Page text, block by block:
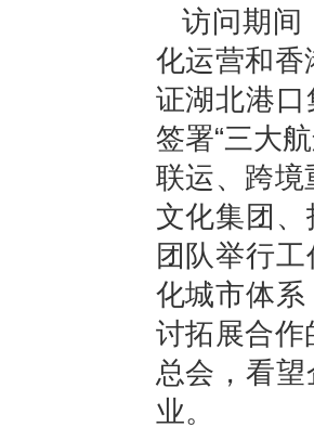
访问期间
化运营和香
证湖北港
签署“三大
联运、跨
文化集团
团队举行
化城市体
讨拓展合
总会，看
业。